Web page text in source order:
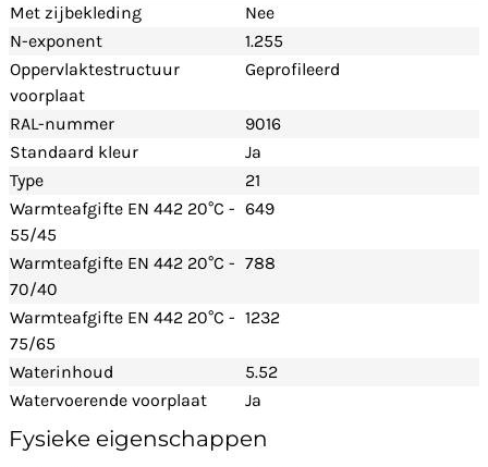
Met zijbekleding
Nee
N-exponent
1.255
Oppervlaktestructuur
voorplaat
Geprofileerd
RAL-nummer
9016
Standaard kleur
Ja
Type
21
Warmteafgifte EN 442 20°C -
55/45
649
Warmteafgifte EN 442 20°C -
70/40
788
Warmteafgifte EN 442 20°C -
75/65
1232
Waterinhoud
5.52
Watervoerende voorplaat
Ja
Fysieke eigenschappen